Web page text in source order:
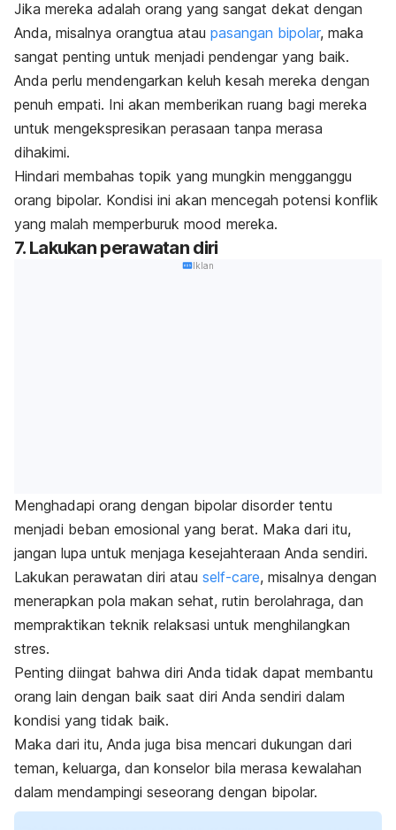
Jika mereka adalah orang yang sangat dekat dengan
Anda, misalnya orangtua atau pasangan bipolar, maka
sangat penting untuk menjadi pendengar yang baik.
Anda perlu mendengarkan keluh kesah mereka dengan
penuh empati. Ini akan memberikan ruang bagi mereka
untuk mengekspresikan perasaan tanpa merasa
dihakimi.
Hindari membahas topik yang mungkin mengganggu
orang bipolar. Kondisi ini akan mencegah potensi konflik
yang malah memperburuk mood mereka.
7. Lakukan perawatan diri
Iklan
Menghadapi orang dengan bipolar disorder tentu
menjadi beban emosional yang berat. Maka dari itu,
jangan lupa untuk menjaga kesejahteraan Anda sendiri.
Lakukan perawatan diri atau self-care, misalnya dengan
menerapkan pola makan sehat, rutin berolahraga, dan
mempraktikan teknik relaksasi untuk menghilangkan
stres.
Penting diingat bahwa diri Anda tidak dapat membantu
orang lain dengan baik saat diri Anda sendiri dalam
kondisi yang tidak baik.
Maka dari itu, Anda juga bisa mencari dukungan dari
teman, keluarga, dan konselor bila merasa kewalahan
dalam mendampingi seseorang dengan bipolar.